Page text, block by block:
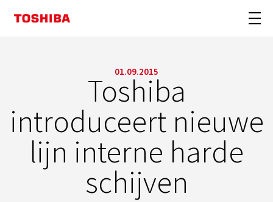
01.09.2015
Toshiba
introduceert nieuwe
lijn interne harde
schijven